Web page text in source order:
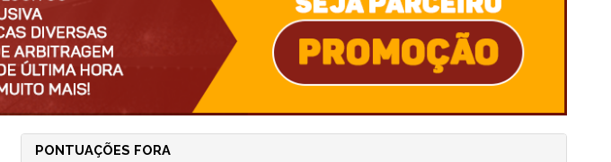
PONTUAÇÕES FORA